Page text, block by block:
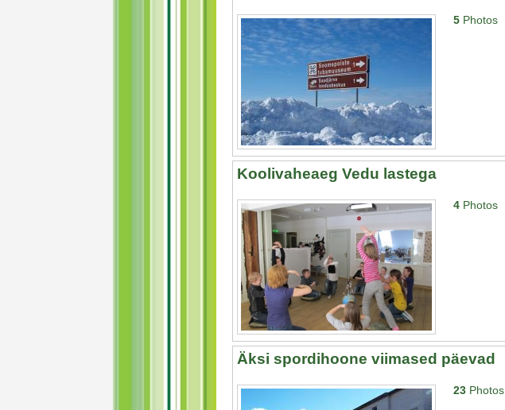
5 Photos
Koolivaheaeg Vedu lastega
4 Photos
Äksi spordihoone viimased päevad
23 Photos